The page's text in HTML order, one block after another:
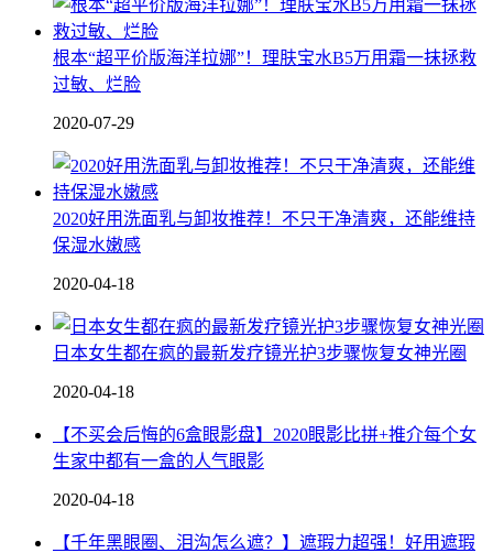
根本“超平价版海洋拉娜”！理肤宝水B5万用霜一抹拯救
过敏、烂脸
2020-07-29
2020好用洗面乳与卸妆推荐！不只干净清爽，还能维持
保湿水嫩感
2020-04-18
日本女生都在疯的最新发疗镜光护3步骤恢复女神光圈
2020-04-18
【不买会后悔的6盒眼影盘】2020眼影比拼+推介每个女
生家中都有一盒的人气眼影
2020-04-18
【千年黑眼圈、泪沟怎么遮？】遮瑕力超强！好用遮瑕